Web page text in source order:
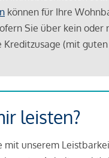
können für Ihre
Sie über kein oder
(mit
leisten?
unserem